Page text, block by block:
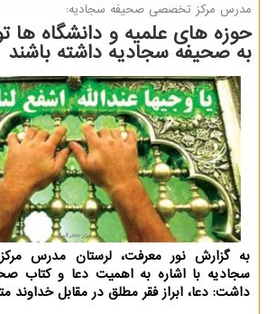
مدرس مركز تخصصی صحیفه سجادیه:
حوزه های علمیه و دانشگاه ها
به صحیفه سجادیه داشته باشند
به گزارش نور معرفت، لرستان مدرس
سجادیه با اشاره به اهمیت دعا و کتاب
داشت: دعا، ابراز فقر مطلق در مقابل خداوند